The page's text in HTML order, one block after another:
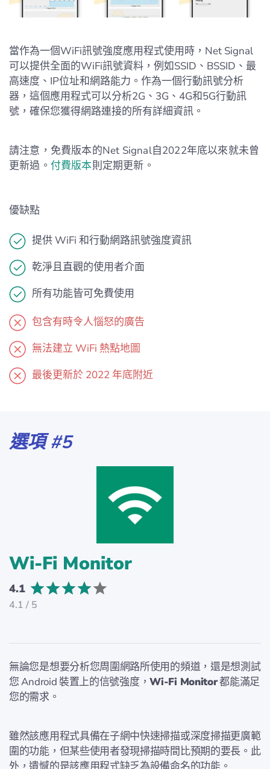
當作為一個WiFi訊號強度應用程式使用時，Net Signal
可以提供全面的WiFi訊號資料，例如SSID、BSSID、最
高速度、IP位址和網路能力。作為一個行動訊號分析
器，這個應用程式可以分析2G、3G、4G和5G行動訊
號，確保您獲得網路連接的所有詳細資訊。
請注意，免費版本的Net Signal自2022年底以來就未曾
更新過。 付費版本則定期更新。
優缺點
提供 WiFi 和行動網路訊號強度資訊
乾淨且直觀的使用者介面
所有功能皆可免費使用
包含有時令人惱怒的廣告
無法建立 WiFi 熱點地圖
最後更新於 2022 年底附近
選項 #5
Wi-Fi Monitor
4.1
4.1 / 5
無論您是想要分析您周圍網路所使用的頻道，還是想測試
您 Android 裝置上的信號強度，Wi-Fi Monitor都能滿足
您的需求。
雖然該應用程式具備在子網中快速掃描或深度掃描更廣範
圍的功能，但某些使用者發現掃描時間比預期的要長。此